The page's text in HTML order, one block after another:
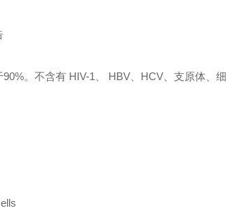
。不含有 HIV-1、 HBV、HCV、支原体、